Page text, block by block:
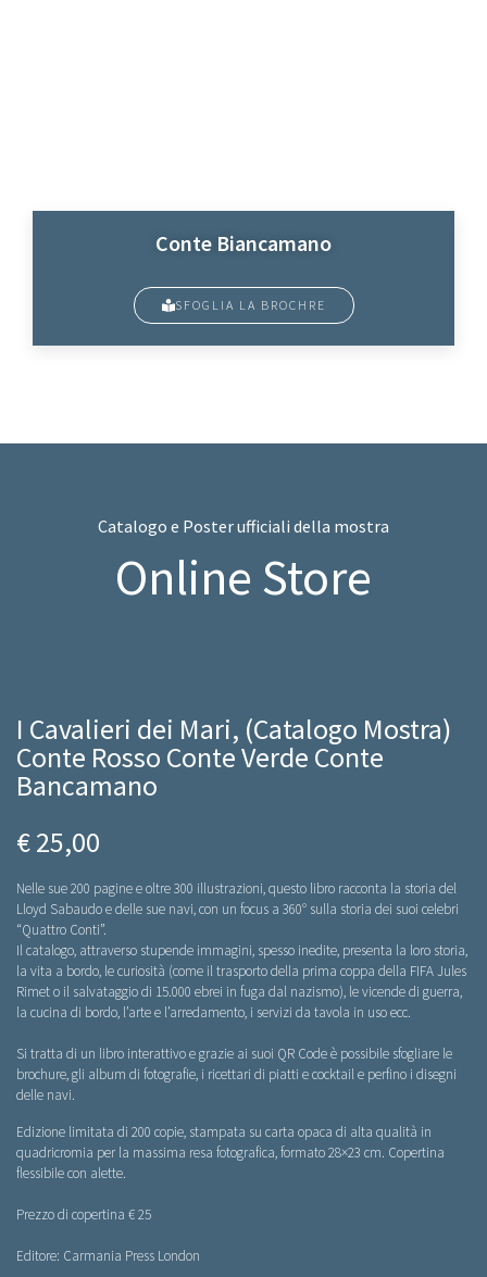
Conte Biancamano
SFOGLIA LA BROCHRE
Catalogo e Poster ufficiali della mostra
Online Store
I Cavalieri dei Mari, (Catalogo Mostra)
Conte Rosso Conte Verde Conte
Bancamano
€ 25,00
Nelle sue 200 pagine e oltre 300 illustrazioni, questo libro racconta la storia del
Lloyd Sabaudo e delle sue navi, con un focus a 360° sulla storia dei suoi celebri
“Quattro Conti”.
Il catalogo, attraverso stupende immagini, spesso inedite, presenta la loro storia,
la vita a bordo, le curiosità (come il trasporto della prima coppa della FIFA Jules
Rimet o il salvataggio di 15.000 ebrei in fuga dal nazismo), le vicende di guerra,
la cucina di bordo, l’arte e l’arredamento, i servizi da tavola in uso ecc.
Si tratta di un libro interattivo e grazie ai suoi QR Code è possibile sfogliare le
brochure, gli album di fotografie, i ricettari di piatti e cocktail e perfino i disegni
delle navi.
Edizione limitata di 200 copie, stampata su carta opaca di alta qualità in
quadricromia per la massima resa fotografica, formato 28×23 cm. Copertina
flessibile con alette.
Prezzo di copertina € 25
Editore: Carmania Press London